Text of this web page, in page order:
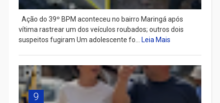
Ação do 39º BPM aconteceu no bairro Maringá após
vítima rastrear um dos veículos roubados; outros dois
suspeitos fugiram Um adolescente fo... Leia Mais
9